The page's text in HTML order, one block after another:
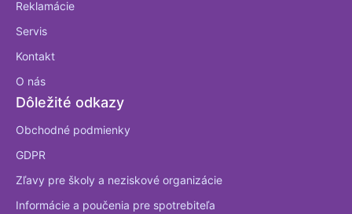
Reklamácie
Servis
Kontakt
O nás
Dôležité odkazy
Obchodné podmienky
GDPR
Zľavy pre školy a neziskové organizácie
Informácie a poučenia pre spotrebiteľa